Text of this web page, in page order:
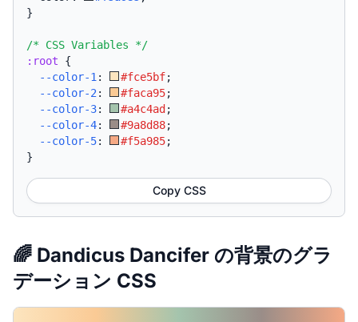
}
/* CSS Variables */
:root {
--color-1 : #fce5bf;
--color-2 : #faca95;
--color-3: #a4c4ad ;
--color-4: #9a8d88;
--color-5: #f5a985;
}
Copy CSS
🌈 Dandicus Dancifer の背景のグラ
デーション CSS